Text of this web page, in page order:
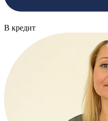
В кредит